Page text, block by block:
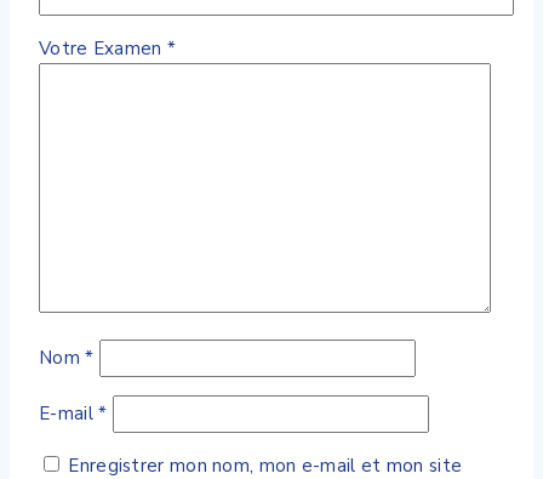
Votre Examen *
Nom*
E-mail*
Enregistrer mon nom, mon e-mail et mon site